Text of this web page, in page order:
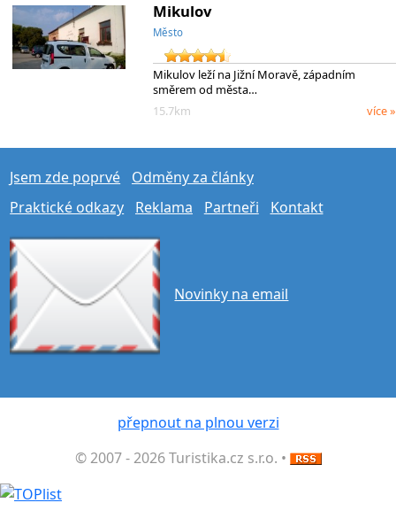
Mikulov
Město
Mikulov leží na Jižní Moravě, západním
směrem od města…
15.7km
více »
Jsem zde poprvé
Odměny za články
Praktické odkazy
Reklama Partneři Kontakt
Novinky na email
přepnout na plnou verzi
© 2007 - 2026 Turistika.cz s.r.o. •